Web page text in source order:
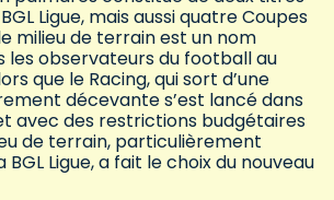
Ligue, mais aussi quatre Coupes
milieu de terrain est un nom
les observateurs du football au
que le Racing, qui sort d’une
décevante s’est lancé dans
avec des restrictions budgétaires
de terrain, particulièrement
Ligue, a fait le choix du nouveau